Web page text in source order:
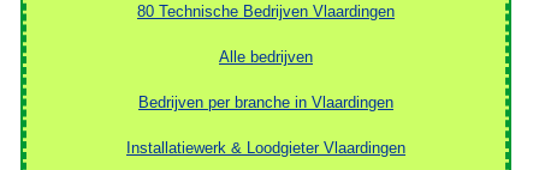
80 Technische Bedrijven Vlaardingen
Alle bedrijven
Bedrijven per branche in Vlaardingen
Installatiewerk & Loodgieter Vlaardingen